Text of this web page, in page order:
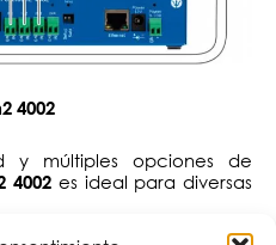
4002
y múltiples opciones de
4002 es ideal para diversas